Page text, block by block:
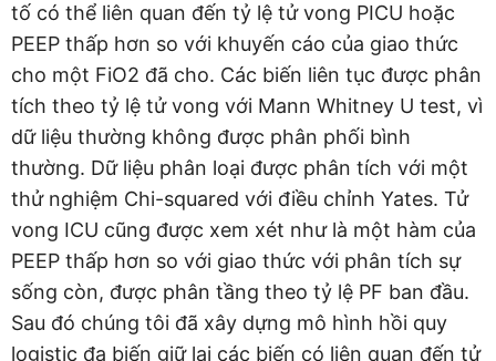
tố có thể liên quan đến tỷ lệ tử vong PICU hoặc
PEEP thấp hơn so với khuyến cáo của giao thức
cho một FiO2 đã cho. Các biến liên tục được phân
tích theo tỷ lệ tử vong với Mann Whitney U test, vì
dữ liệu thường không được phân phối bình
thường. Dữ liệu phân loại được phân tích với một
thử nghiệm Chi-squared với điều chỉnh Yates. Tử
vong ICU cũng được xem xét như là một hàm của
PEEP thấp hơn so với giao thức với phân tích sự
sống còn, được phân tầng theo tỷ lệ PF ban đầu.
Sau đó chúng tôi đã xây dựng mô hình hồi quy
logistic đa biến giữ lại các biến có liên quan đến tử